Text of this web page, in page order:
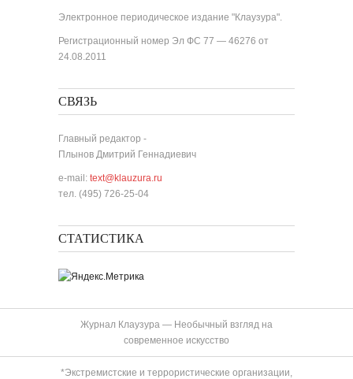
Электронное периодическое издание "Клаузура".
Регистрационный номер Эл ФС 77 — 46276 от
24.08.2011
СВЯЗЬ
Главный редактор -
Плынов Дмитрий Геннадиевич
e-mail: text@klauzura.ru
тел. (495) 726-25-04
СТАТИСТИКА
Журнал Клаузура — Необычный взгляд на
современное искусство
*Экстремистские и террористические организации,